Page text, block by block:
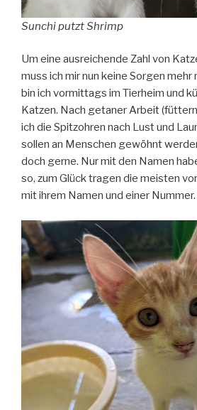
Sunchi putzt Shrimp
Um eine ausreichende Zahl von
muss ich mir nun keine Sorgen
bin ich vormittags im Tierheim und
Katzen. Nach getaner Arbeit
ich die Spitzohren nach Lust und
sollen an Menschen gewöhnt
doch gerne. Nur mit den Namen
so, zum Glück tragen die meisten
mit ihrem Namen und einer Nummer.